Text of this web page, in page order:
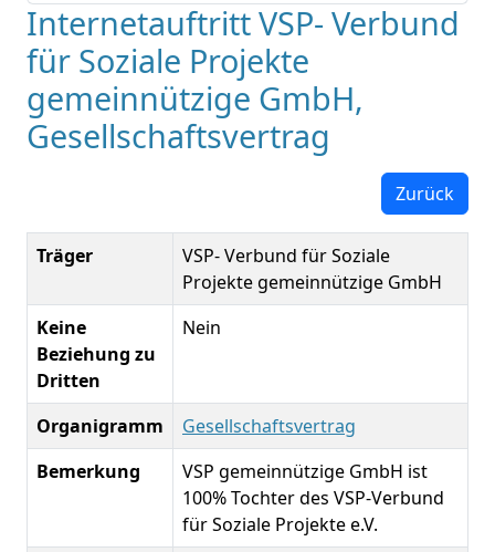
Internetauftritt VSP- Verbund
für Soziale Projekte
gemeinnützige GmbH,
Gesellschaftsvertrag
Zurück
Träger
VSP- Verbund für Soziale
Projekte gemeinnützige GmbH
Keine
Beziehung zu
Dritten
Nein
Organigramm
Gesellschaftsvertrag
Bemerkung
VSP gemeinnützige GmbH ist
100% Tochter des VSP-Verbund
für Soziale Projekte e.V.